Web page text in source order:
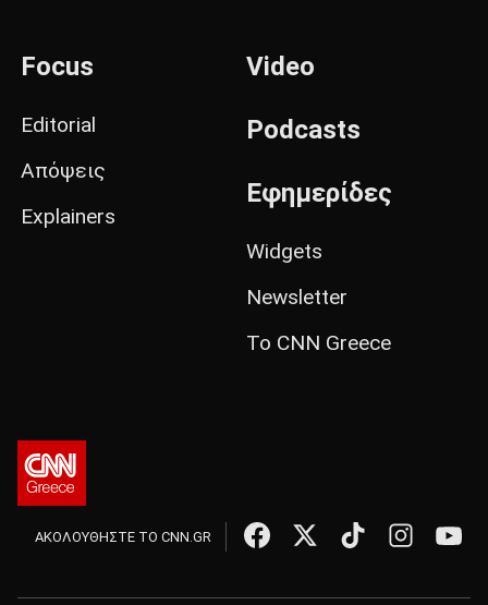
Focus
Editorial
Απόψεις
Explainers
Video
Podcasts
Εφημερίδες
Widgets
Newsletter
Το CNN Greece
ΑΚΟΛΟΥΘΗΣΤΕ ΤΟ CNN.GR